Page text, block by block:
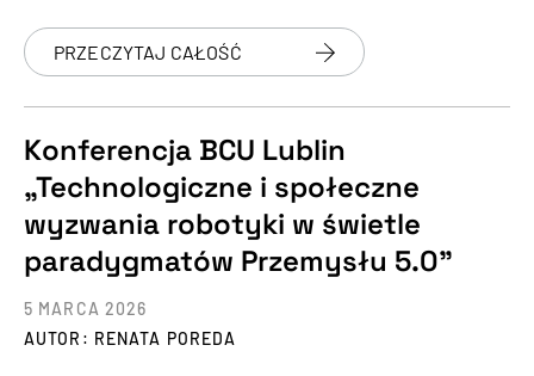
PRZECZYTAJ CAŁOŚĆ
Konferencja BCU Lublin
„Technologiczne i społeczne
wyzwania robotyki w świetle
paradygmatów Przemysłu 5.0”
AUTOR: RENATA POREDA
5 MARCA 2026